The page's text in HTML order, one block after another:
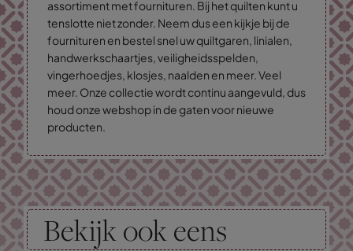
assortiment met fournituren. Bij het quilten kunt u
tenslotte niet zonder. Neem dus een kijkje bij de
fournituren en bestel snel uw quiltgaren, linialen,
handwerkschaartjes, veiligheidsspelden,
vingerhoedjes, klosjes, naalden en meer. Veel
meer. Onze collectie wordt continu aangevuld, dus
houd onze webshop in de gaten voor nieuwe
producten.
Bekijk ook eens